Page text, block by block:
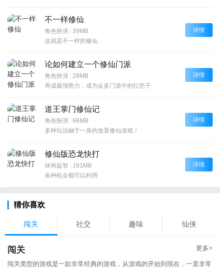
不一样修仙
角色扮演 | 39MB
这就是不一样的修仙
详情
论如何建立一个修仙门派
角色扮演 | 28MB
养成最强势力，成为众多门派中的扛把子
详情
道王掌门修仙记
角色扮演 | 66MB
多种玩法融于一身的放置修仙游戏！
详情
修仙版恐龙快打
休闲益智 | 161MB
各种机会都可以利用
详情
猜你喜欢
闯关 社交 趣味 仙侠
闯关 更多>
闯关类型的游戏是一款非常经典的游戏，从游戏的开始到现在，一直非常